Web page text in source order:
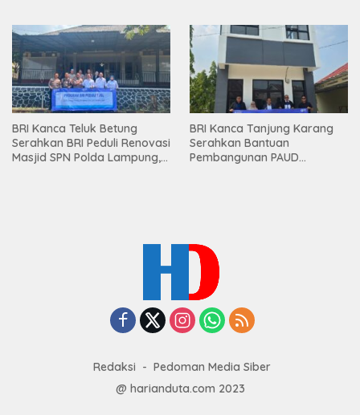
Mesuji
BRI Kanca Teluk Betung
Serahkan BRI Peduli Renovasi
Masjid SPN Polda Lampung,
BRI Kanca Tanjung Karang
Serahkan Bantuan
Pembangunan PAUD
Redaksi
Pedoman Media Siber
@ harianduta.com 2023